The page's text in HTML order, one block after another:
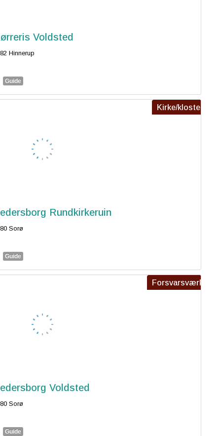
Voldsted
Hinnerup
Guide
Kirke/kloster
Rundkirkeruin
Sorø
Guide
Forsvarsværk
Voldsted
Sorø
Guide